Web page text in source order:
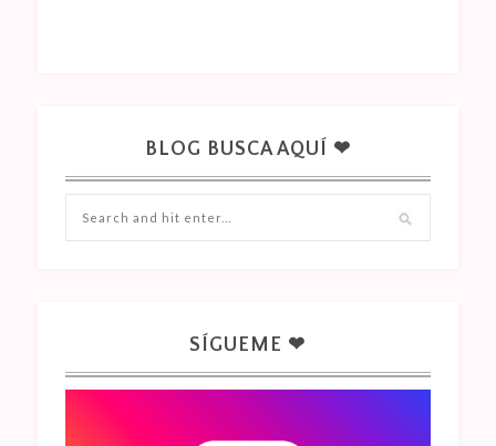
BLOG BUSCA AQUÍ ❤
SÍGUEME ❤